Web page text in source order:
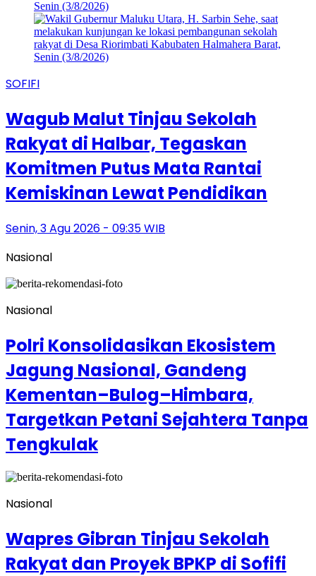
SOFIFI
Wagub Malut Tinjau Sekolah
Rakyat di Halbar, Tegaskan
Komitmen Putus Mata Rantai
Kemiskinan Lewat Pendidikan
Senin, 3 Agu 2026 - 09:35 WIB
Nasional
Nasional
Polri Konsolidasikan Ekosistem
Jagung Nasional, Gandeng
Kementan–Bulog–Himbara,
Targetkan Petani Sejahtera Tanpa
Tengkulak
Nasional
Wapres Gibran Tinjau Sekolah
Rakyat dan Proyek BPKP di Sofifi